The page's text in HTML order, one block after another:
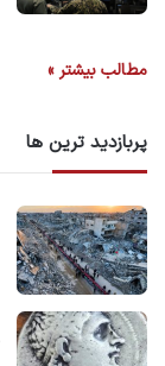
مطالب بیشتر »
پربازدید ترین ها